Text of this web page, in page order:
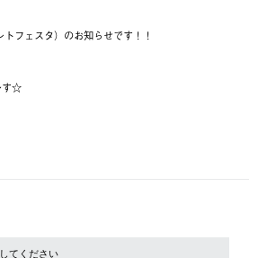
フェスタ）のお知らせです！！
す☆